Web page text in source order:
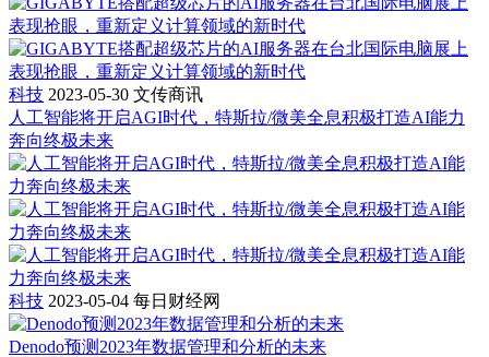
科技 2023-05-30 文传商讯
人工智能将开启AGI时代，特斯拉/微美全息积极打造AI能力
奔向终极未来
科技 2023-05-04 每日财经网
Denodo预测2023年数据管理和分析的未来